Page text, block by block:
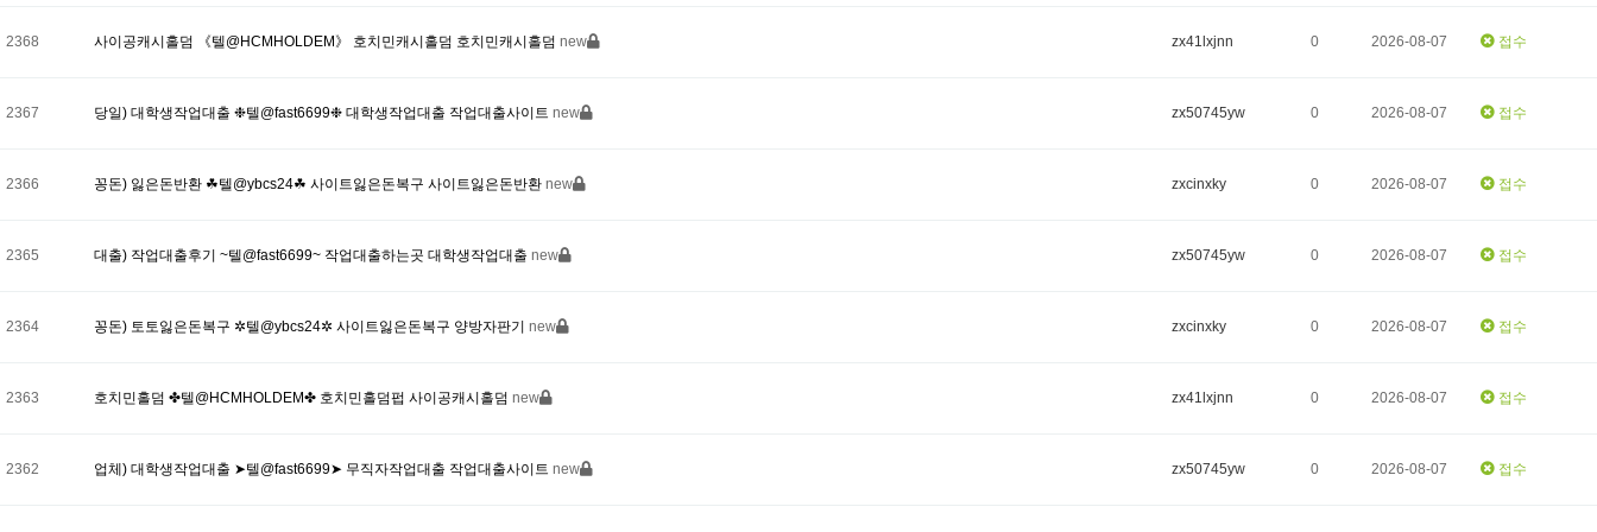
2368 사이공캐시홀덤 《텔@HCMHOLDEM》 호치민캐시홀덤 호치민캐시홀덤 new zx41lxjnn 0 2026-08-07 접수
2367 당일) 대학생작업대출 ❉텔@fast6699❉ 대학생작업대출 작업대출사이트 new zx50745yw 0 2026-08-07 접수
2366 꽁돈) 잃은돈반환 ☘텔@ybcs24☘ 사이트잃은돈복구 사이트잃은돈반환 new zxcinxky 0 2026-08-07 접수
2365 대출) 작업대출후기 ~텔@fast6699~ 작업대출하는곳 대학생작업대출 new zx50745yw 0 2026-08-07 접수
2364 꽁돈) 토토잃은돈복구 ✲텔@ybcs24✲ 사이트잃은돈복구 양방자판기 new zxcinxky 0 2026-08-07 접수
2363 호치민홀덤 ✤텔@HCMHOLDEM✤ 호치민홀덤펍 사이공캐시홀덤 new zx41lxjnn 0 2026-08-07 접수
2362 업체) 대학생작업대출 ➤텔@fast6699➤ 무직자작업대출 작업대출사이트 new zx50745yw 0 2026-08-07 접수